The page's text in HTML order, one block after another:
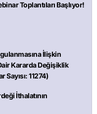
Toplantıları Başlıyor!
İlişkin
Kararda Değişiklik
Sayısı: 11274)
İthalatının